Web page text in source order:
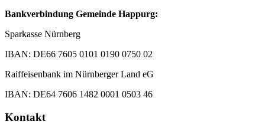
Bankverbindung Gemeinde Happurg:
Sparkasse Nürnberg
IBAN: DE66 7605 0101 0190 0750 02
Raiffeisenbank im Nürnberger Land eG
IBAN: DE64 7606 1482 0001 0503 46
Kontakt